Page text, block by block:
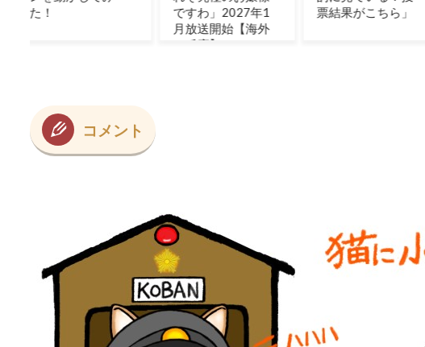
票結果がこちら」
続々
ですわ」2027年1
コメント